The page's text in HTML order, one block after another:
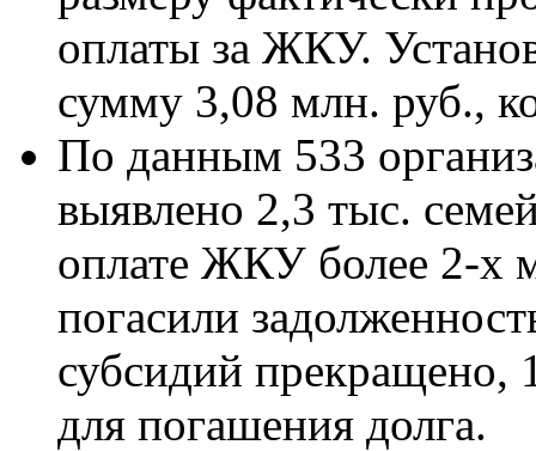
оплаты за ЖКУ.
сумму 3,08 млн. руб.,
По данным 533
выявлено 2,3 тыс.
оплате ЖКУ более 2-х
погасили
субсидий прекращено,
для погашения долга.